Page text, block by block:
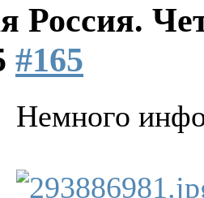
Россия.
#165
Немного